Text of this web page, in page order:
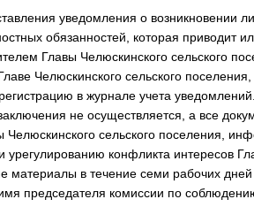
уведомления о возникновении
обязанностей, которая приводит
Главы Челюскинского сельского
Челюскинского сельского
в журнале учета
не осуществляется, а все
Челюскинского сельского поселения,
конфликта интересов
материалы в течение семи рабочих
председателя комиссии по